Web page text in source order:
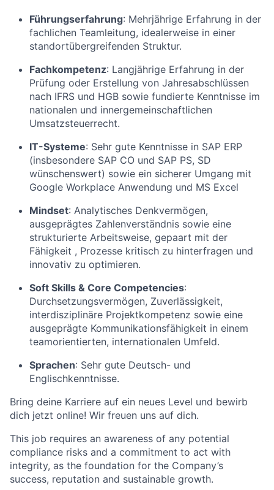
Führungserfahrung: Mehrjährige Erfahrung in der
fachlichen Teamleitung, idealerweise in einer
standortübergreifenden Struktur.
Fachkompetenz: Langjährige Erfahrung in der
Prüfung oder Erstellung von Jahresabschlüssen
nach IFRS und HGB sowie fundierte Kenntnisse im
nationalen und innergemeinschaftlichen
Umsatzsteuerrecht.
IT-Systeme: Sehr gute Kenntnisse in SAP ERP
(insbesondere SAP CO und SAP PS, SD
wünschenswert) sowie ein sicherer Umgang mit
Google Workplace Anwendung und MS Excel
Mindset: Analytisches Denkvermögen,
ausgeprägtes Zahlenverständnis sowie eine
strukturierte Arbeitsweise, gepaart mit der
Fähigkeit , Prozesse kritisch zu hinterfragen und
innovativ zu optimieren.
Soft Skills & Core Competencies:
Durchsetzungsvermögen, Zuverlässigkeit,
interdisziplinäre Projektkompetenz sowie eine
ausgeprägte Kommunikationsfähigkeit in einem
teamorientierten, internationalen Umfeld.
Sprachen: Sehr gute Deutsch- und
Englischkenntnisse.
Bring deine Karriere auf ein neues Level und bewirb
dich jetzt online! Wir freuen uns auf dich.
This job requires an awareness of any potential
compliance risks and a commitment to act with
integrity, as the foundation for the Company’s
success, reputation and sustainable growth.